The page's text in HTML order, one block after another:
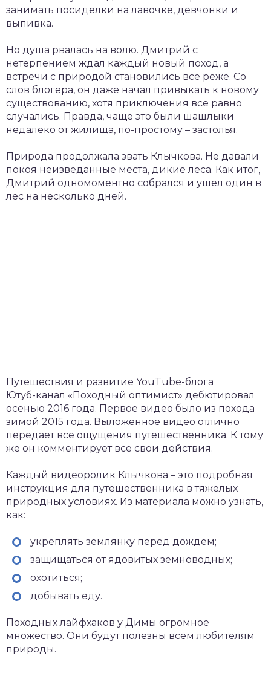
занимать посиделки на лавочке, девчонки и
выпивка.
Но душа рвалась на волю. Дмитрий с
нетерпением ждал каждый новый поход, а
встречи с природой становились все реже. Со
слов блогера, он даже начал привыкать к новому
существованию, хотя приключения все равно
случались. Правда, чаще это были шашлыки
недалеко от жилища, по-простому – застолья.
Природа продолжала звать Клычкова. Не давали
покоя неизведанные места, дикие леса. Как итог,
Дмитрий одномоментно собрался и ушел один в
лес на несколько дней.
Путешествия и развитие YouTube-блога
Ютуб-канал «Походный оптимист» дебютировал
осенью 2016 года. Первое видео было из похода
зимой 2015 года. Выложенное видео отлично
передает все ощущения путешественника. К тому
же он комментирует все свои действия.
Каждый видеоролик Клычкова – это подробная
инструкция для путешественника в тяжелых
природных условиях. Из материала можно узнать,
как:
укреплять землянку перед дождем;
защищаться от ядовитых земноводных;
охотиться;
добывать еду.
Походных лайфхаков у Димы огромное
множество. Они будут полезны всем любителям
природы.